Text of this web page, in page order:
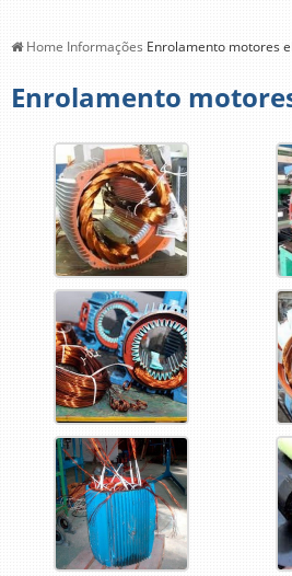
Home Informações Enrolamento motores
Enrolamento